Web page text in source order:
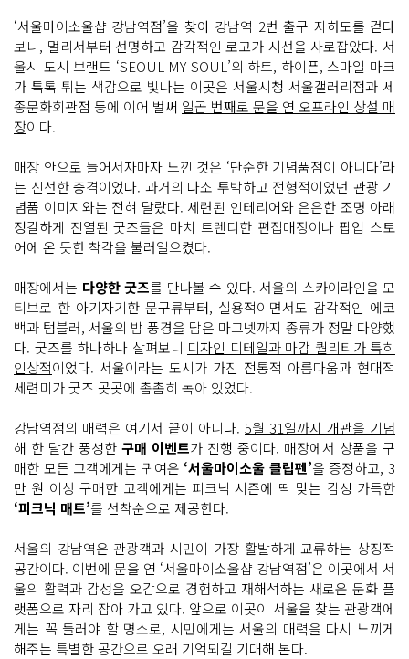
‘서울마이소울샵 강남역점’을 찾아 강남역 2번 출구 지하도를 걷다
보니, 멀리서부터 선명하고 감각적인 로고가 시선을 사로잡았다. 서
울시 도시 브랜드 ‘SEOUL MY SOUL’의 하트, 하이픈, 스마일 마크
가 톡톡 튀는 색감으로 빛나는 이곳은 서울시청 서울갤러리점과 세
종문화회관점 등에 이어 벌써 일곱 번째로 문을 연 오프라인 상설 매
장이다.
매장 안으로 들어서자마자 느낀 것은 ‘단순한 기념품점이 아니다’라
는 신선한 충격이었다. 과거의 다소 투박하고 전형적이었던 관광 기
념품 이미지와는 전혀 달랐다. 세련된 인테리어와 은은한 조명 아래
정갈하게 진열된 굿즈들은 마치 트렌디한 편집매장이나 팝업 스토
어에 온 듯한 착각을 불러일으켰다.
매장에서는 다양한 굿즈를 만나볼 수 있다. 서울의 스카이라인을 모
티브로 한 아기자기한 문구류부터, 실용적이면서도 감각적인 에코
백과 텀블러, 서울의 밤 풍경을 담은 마그넷까지 종류가 정말 다양했
다. 굿즈를 하나하나 살펴보니 디자인 디테일과 마감 퀄리티가 특히
인상적이었다. 서울이라는 도시가 가진 전통적 아름다움과 현대적
세련미가 굿즈 곳곳에 촘촘히 녹아 있었다.
강남역점의 매력은 여기서 끝이 아니다. 5월 31일까지 개관을 기념
해 한 달간 풍성한 구매 이벤트가 진행 중이다. 매장에서 상품을 구
매한 모든 고객에게는 귀여운 ‘서울마이소울 클립펜’을 증정하고, 3
만 원 이상 구매한 고객에게는 피크닉 시즌에 딱 맞는 감성 가득한
‘피크닉 매트’를 선착순으로 제공한다.
서울의 강남역은 관광객과 시민이 가장 활발하게 교류하는 상징적
공간이다. 이번에 문을 연 ‘서울마이소울샵 강남역점’은 이곳에서 서
울의 활력과 감성을 오감으로 경험하고 재해석하는 새로운 문화 플
랫폼으로 자리 잡아 가고 있다. 앞으로 이곳이 서울을 찾는 관광객에
게는 꼭 들러야 할 명소로, 시민에게는 서울의 매력을 다시 느끼게
해주는 특별한 공간으로 오래 기억되길 기대해 본다.